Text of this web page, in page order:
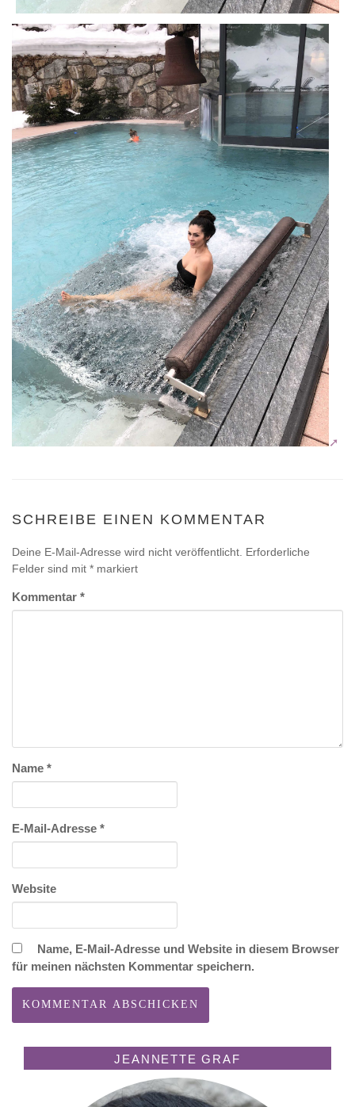
SCHREIBE EINEN KOMMENTAR
Deine E-Mail-Adresse wird nicht veröffentlicht. Erforderliche
Felder sind mit * markiert
Kommentar *
Name *
E-Mail-Adresse *
Website
Name, E-Mail-Adresse und Website in diesem Browser
für meinen nächsten Kommentar speichern.
JEANNETTE GRAF